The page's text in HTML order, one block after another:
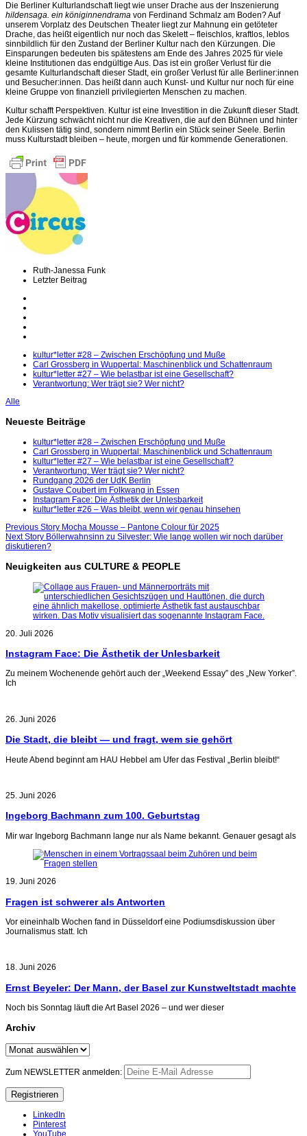
Die Berliner Kulturlandschaft liegt wie unser Drache aus der Inszenierung
hildensaga. ein königinnendrama von Ferdinand Schmalz am Boden? Auf
unserem Vorplatz des Deutschen Theater liegt zur Mahnung ein getöteter
Drache, das heißt eigentlich nur noch das Skelett – fleischlos, kraftlos, leblos
sinnbildlich für den Zustand der Berliner Kultur nach den Kürzungen. Die
Einsparungen bedeuten bis spätestens am Ende des Jahres 2025 für viele
kleine Institutionen das endgültige Aus. Das ist ein großer Verlust für die
gesamte Kulturlandschaft dieser Stadt, ein großer Verlust für alle Berliner:innen
und Besucher:innen. Das heißt dann auch Kunst- und Kultur nur noch für eine
kleine Gruppe von finanziell privilegierten Menschen zu machen.
Kultur schafft Perspektiven. Kultur ist eine Investition in die Zukunft dieser Stadt.
Jede Kürzung schwächt nicht nur die Kreativen, die auf den Bühnen und hinter
den Kulissen tätig sind, sondern nimmt Berlin ein Stück seiner Seele. Berlin
muss Kulturstadt bleiben – heute, morgen und für kommende Generationen.
Ruth-Janessa Funk
Letzter Beitrag
kultur*letter #28 – Zwischen Erschöpfung und Muße
Carl Grossberg in Wuppertal: Maschinenblick und Schattenraum
kultur*letter #27 – Wie belastbar ist eine Gesellschaft?
Verantwortung: Wer trägt sie? Wer nicht?
Alle
Neueste Beiträge
kultur*letter #28 – Zwischen Erschöpfung und Muße
Carl Grossberg in Wuppertal: Maschinenblick und Schattenraum
kultur*letter #27 – Wie belastbar ist eine Gesellschaft?
Verantwortung: Wer trägt sie? Wer nicht?
Rundgang 2026 der UdK Berlin
Gustave Coubert im Folkwang in Essen
Instagram Face: Die Ästhetik der Unlesbarkeit
kultur*letter #26 – Was bleibt, wenn wir genau hinsehen
Beitragsnavigation
Previous Story Previous
post:
Mocha Mousse – Pantone Colour für 2025
Next Story Next
post:
Böllerwahnsinn zu Silvester: Wie lange wollen wir noch darüber
diskutieren?
Neuigkeiten aus CULTURE & PEOPLE
20. Juli 2026
Instagram Face: Die Ästhetik der Unlesbarkeit
Zu meinem Wochenende gehört auch der „Weekend Essay” des „New Yorker”.
Ich
26. Juni 2026
Die Stadt, die bleibt — und fragt, wem sie gehört
Heute Abend beginnt am HAU Hebbel am Ufer das Festival „Berlin bleibt!“
25. Juni 2026
Ingeborg Bachmann zum 100. Geburtstag
Mir war Ingeborg Bachmann lange nur als Name bekannt. Genauer gesagt als
19. Juni 2026
Fragen ist schwerer als Antworten
Vor eineinhalb Wochen fand in Düsseldorf eine Podiumsdiskussion über
Journalismus statt. Ich
18. Juni 2026
Ernst Beyeler: Der Mann, der Basel zur Kunstweltstadt machte
Noch bis Sonntag läuft die Art Basel 2026 – und wer dieser
Archiv
Archiv
Zum NEWSLETTER anmelden:
LinkedIn
Pinterest